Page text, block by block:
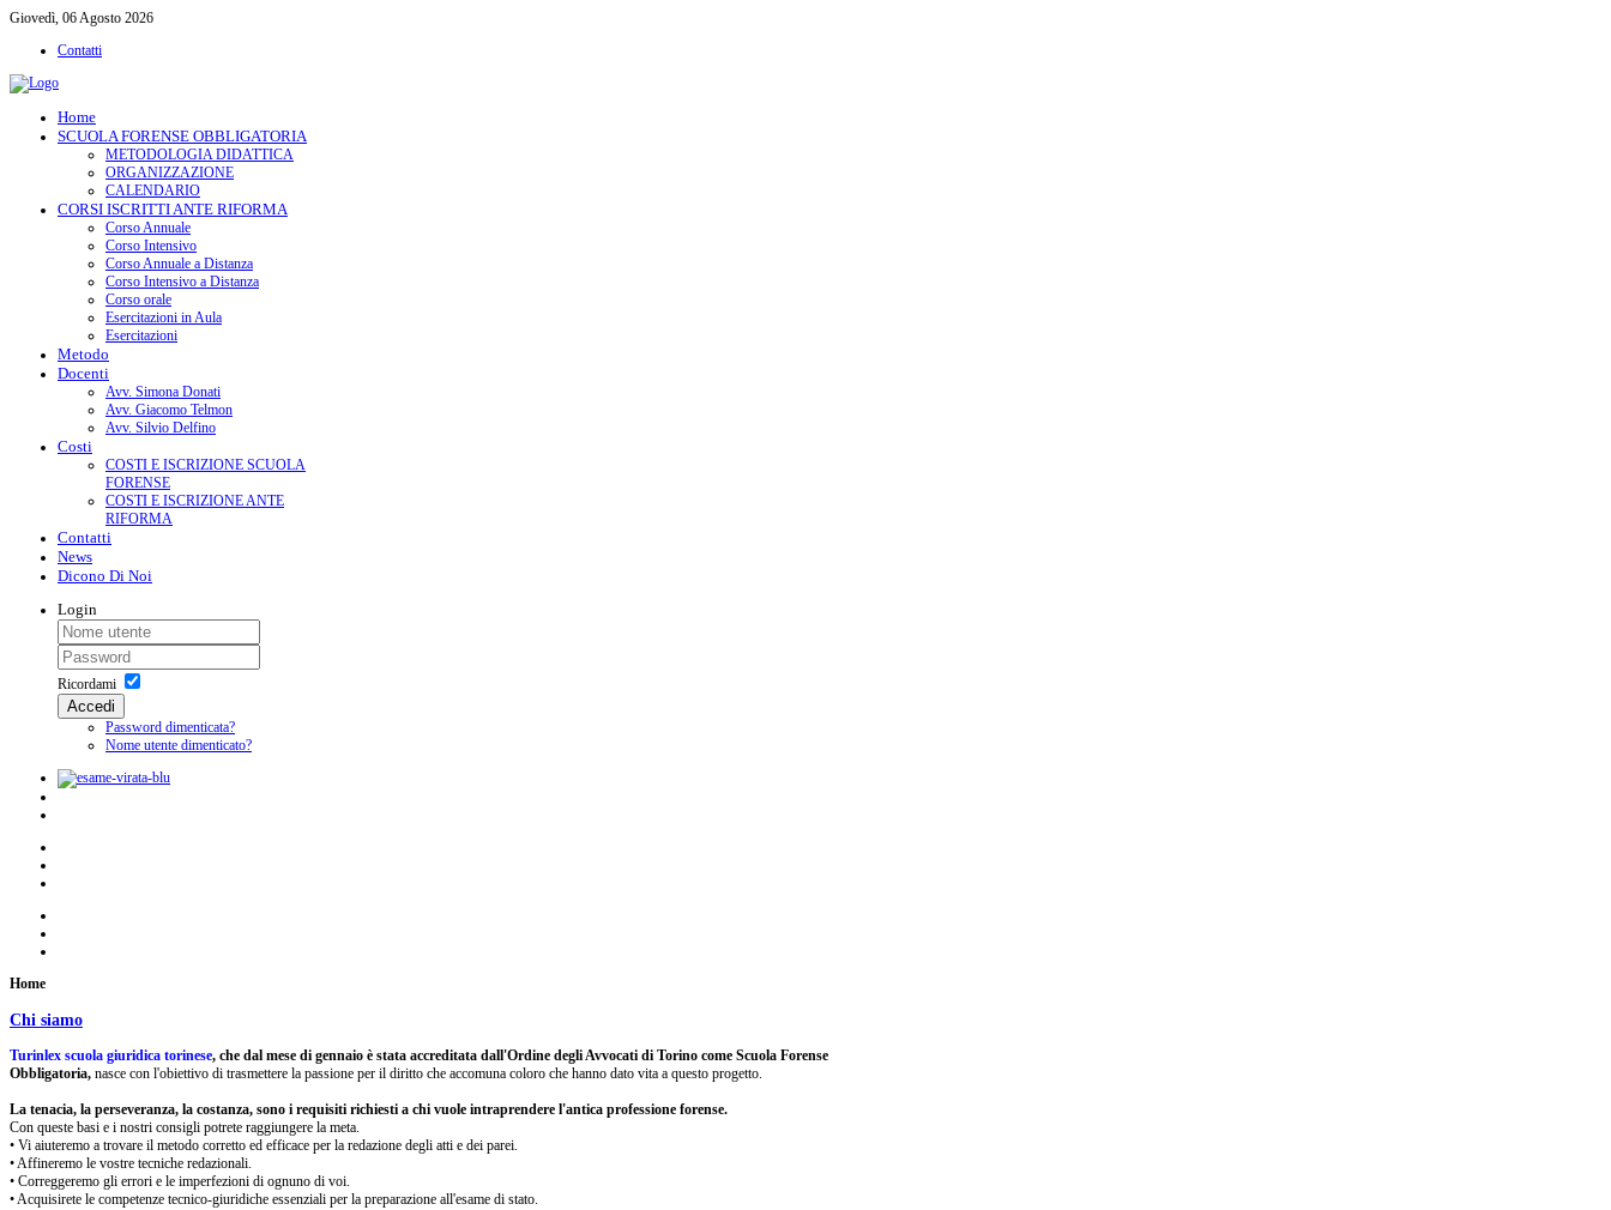
Giovedì, 06 Agosto 2026
Contatti
Home
SCUOLA FORENSE OBBLIGATORIA
METODOLOGIA DIDATTICA
ORGANIZZAZIONE
CALENDARIO
CORSI ISCRITTI ANTE RIFORMA
Corso Annuale
Corso Intensivo
Corso Annuale a Distanza
Corso Intensivo a Distanza
Corso orale
Esercitazioni in Aula
Esercitazioni
Metodo
Docenti
Avv. Simona Donati
Avv. Giacomo Telmon
Avv. Silvio Delfino
Costi
COSTI E ISCRIZIONE SCUOLA
FORENSE
COSTI E ISCRIZIONE ANTE
RIFORMA
Contatti
News
Dicono Di Noi
Login
Ricordami
Accedi
Password dimenticata?
Nome utente dimenticato?
Home
Chi siamo
Turinlex scuola giuridica torinese, che dal mese di gennaio è stata accreditata dall'Ordine degli Avvocati di Torino come Scuola Forense
Obbligatoria, nasce con l'obiettivo di trasmettere la passione per il diritto che accomuna coloro che hanno dato vita a questo progetto.
La tenacia, la perseveranza, la costanza, sono i requisiti richiesti a chi vuole intraprendere l'antica professione forense.
Con queste basi e i nostri consigli potrete raggiungere la meta.
• Vi aiuteremo a trovare il metodo corretto ed efficace per la redazione degli atti e dei parei.
• Affineremo le vostre tecniche redazionali.
• Correggeremo gli errori e le imperfezioni di ognuno di voi.
• Acquisirete le competenze tecnico-giuridiche essenziali per la preparazione all'esame di stato.